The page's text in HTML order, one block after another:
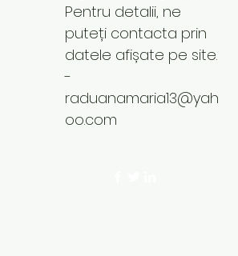
Pentru detalii, ne
puteți contacta prin
datele afișate pe site.
-
raduanamaria13@yah
oo.com